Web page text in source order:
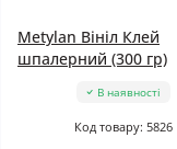
Metylan Вініл Клей
шпалерний (300 гр)
В наявності
Код товару: 5826